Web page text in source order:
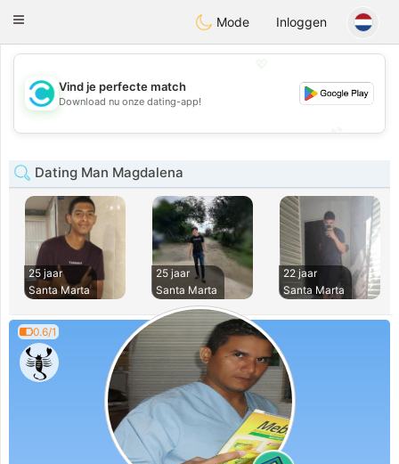
olombiaCitas
Toggle
Mode Inloggen
💖
💕
Vind je perfecte match
Download nu onze dating-app!
Dating Man Magdalena
25 jaar
Santa Marta
25 jaar
Santa Marta
22 jaar
Santa Marta
0.6/1